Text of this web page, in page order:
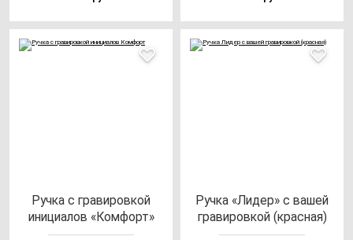
Руч­ка с гра­ви­ров­кой
ини­ци­алов «Ком­форт»
Руч­ка «Лидер» с ва­шей
гра­ви­ров­кой (крас­ная)